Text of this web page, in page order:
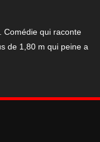
Comédie qui raconte
de 1,80 m qui peine a